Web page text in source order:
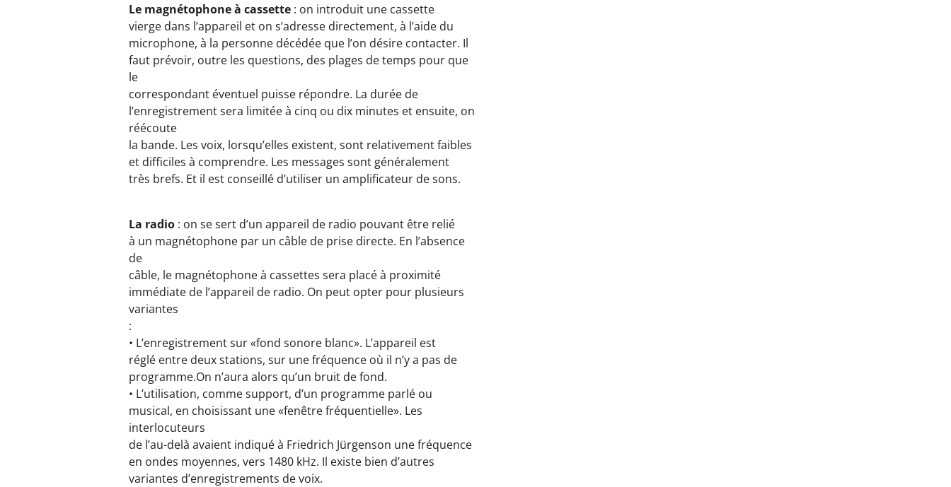
Le magnétophone à cassette : on introduit une cassette
vierge dans l’appareil et on s’adresse directement, à l’aide du
microphone, à la personne décédée que l’on désire contacter. Il
faut prévoir, outre les questions, des plages de temps pour que
le
correspondant éventuel puisse répondre. La durée de
l’enregistrement sera limitée à cinq ou dix minutes et ensuite, on
réécoute
la bande. Les voix, lorsqu’elles existent, sont relativement faibles
et difficiles à comprendre. Les messages sont généralement
très brefs. Et il est conseillé d’utiliser un amplificateur de sons.
La radio : on se sert d’un appareil de radio pouvant être relié
à un magnétophone par un câble de prise directe. En l’absence
de
câble, le magnétophone à cassettes sera placé à proximité
immédiate de l’appareil de radio. On peut opter pour plusieurs
variantes
:
• L’enregistrement sur «fond sonore blanc». L’appareil est
réglé entre deux stations, sur une fréquence où il n’y a pas de
programme.On n’aura alors qu’un bruit de fond.
• L’utilisation, comme support, d’un programme parlé ou
musical, en choisissant une «fenêtre fréquentielle». Les
interlocuteurs
de l’au-delà avaient indiqué à Friedrich Jürgenson une fréquence
en ondes moyennes, vers 1480 kHz. Il existe bien d’autres
variantes d’enregistrements de voix.